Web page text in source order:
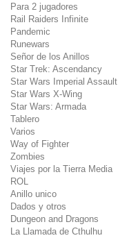
Para 2 jugadores
Rail Raiders Infinite
Pandemic
Runewars
Señor de los Anillos
Star Trek: Ascendancy
Star Wars Imperial Assault
Star Wars X-Wing
Star Wars: Armada
Tablero
Varios
Way of Fighter
Zombies
Viajes por la Tierra Media
ROL
Anillo unico
Dados y otros
Dungeon and Dragons
La Llamada de Cthulhu